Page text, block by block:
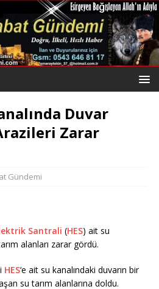
Duvar
Zarar
Gündemi
Santrali (HES) ait su
alanları zarar gördü.
HES‘e ait su kanalındaki duvarın bir
su tarım alanlarına doldu.